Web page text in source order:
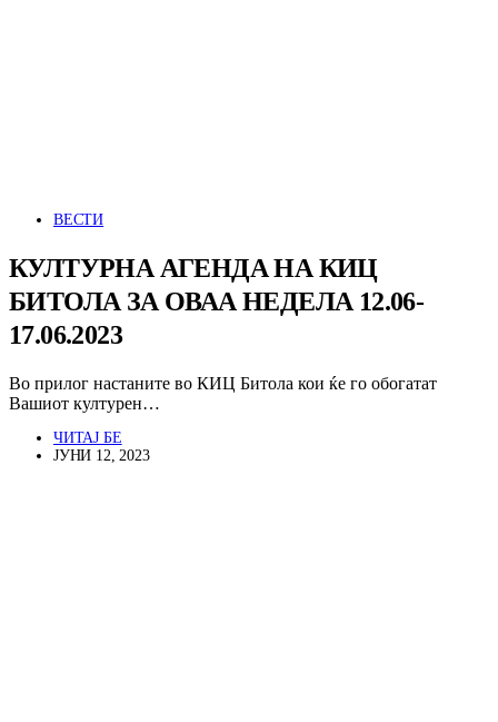
ВЕСТИ
КУЛТУРНА АГЕНДА НА КИЦ
БИТОЛА ЗА ОВАА НЕДЕЛА 12.06-
17.06.2023
Во прилог настаните во КИЦ Битола кои ќе го обогатат
Вашиот културен…
ЧИТАЈ БЕ
ЈУНИ 12, 2023